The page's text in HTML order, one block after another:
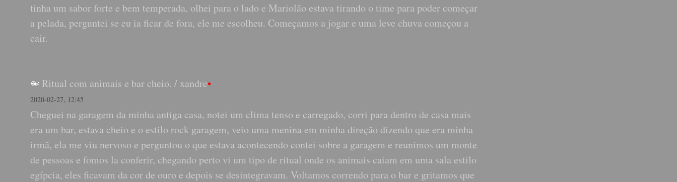
tinha um sabor forte e bem temperada, olhei para o lado e Mariolão estava tirando o time para poder começar
a pelada, perguntei se eu ia ficar de fora, ele me escolheu. Começamos a jogar e uma leve chuva começou a
cair.
Ritual com animais e bar cheio. / xandre•
2020-02-27, 12:45
Cheguei na garagem da minha antiga casa, notei um clima tenso e carregado, corri para dentro de casa mais
era um bar, estava cheio e o estilo rock garagem, veio uma menina em minha direção dizendo que era minha
irmã, ela me viu nervoso e perguntou o que estava acontecendo contei sobre a garagem e reunimos um monte
de pessoas e fomos la conferir, chegando perto vi um tipo de ritual onde os animais caiam em uma sala estilo
egípcia, eles ficavam da cor de ouro e depois se desintegravam. Voltamos correndo para o bar e gritamos que